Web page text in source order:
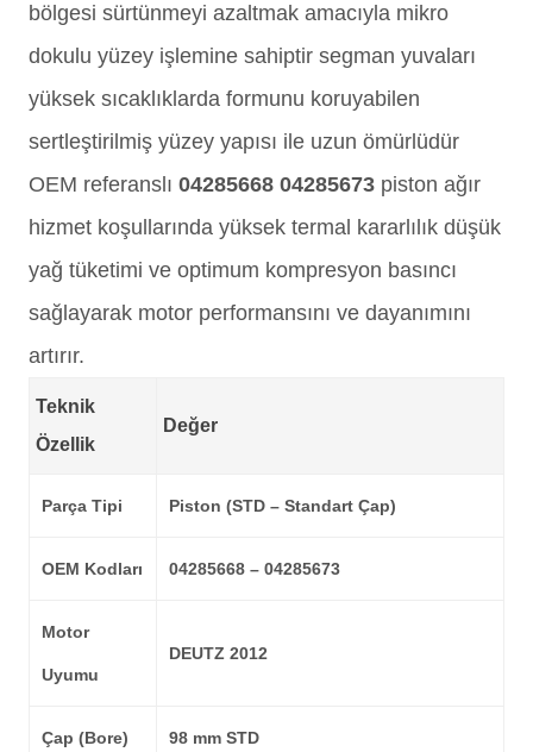
bölgesi sürtünmeyi azaltmak amacıyla mikro
dokulu yüzey işlemine sahiptir segman yuvaları
yüksek sıcaklıklarda formunu koruyabilen
sertleştirilmiş yüzey yapısı ile uzun ömürlüdür
OEM referanslı 04285668 04285673 piston ağır
hizmet koşullarında yüksek termal kararlılık düşük
yağ tüketimi ve optimum kompresyon basıncı
sağlayarak motor performansını ve dayanımını
artırır.
Teknik
Özellik
Değer
Parça Tipi Piston (STD – Standart Çap)
OEM Kodları 04285668 – 04285673
Motor
Uyumu
DEUTZ 2012
Çap (Bore) 98 mm STD